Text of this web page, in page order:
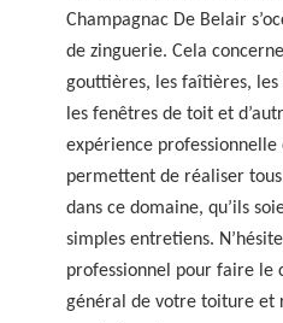
Champagnac De Belair
de zinguerie. Cela
gouttières, les faîtières,
les fenêtres de toit et
expérience professionnelle
permettent de réaliser
dans ce domaine, qu’ils
simples entretiens.
professionnel pour faire le
général de votre toiture et